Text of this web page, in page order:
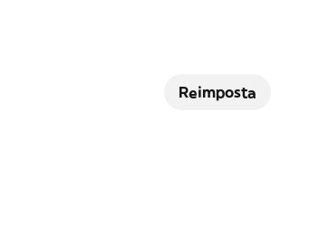
Reimposta